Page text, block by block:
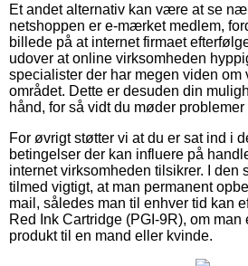
Et andet alternativ kan være at se
netshoppen er e-mærket medlem,
billede på at internet firmaet
udover at online virksomheden
specialister der har megen viden
området. Dette er desuden din
hånd, for så vidt du møder
For øvrigt støtter vi at du er sat ind i
betingelser der kan influere på
internet virksomheden tilsikrer. I den
tilmed vigtigt, at man permanent
mail, således man til enhver tid kan
Red Ink Cartridge (PGI-9R), om man
produkt til en mand eller kvinde.